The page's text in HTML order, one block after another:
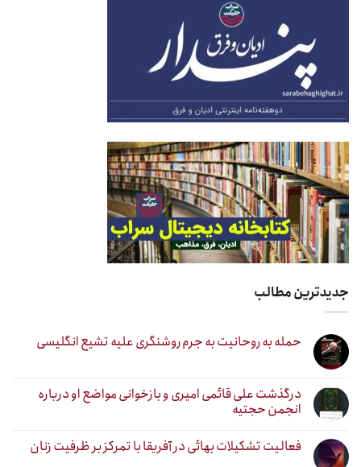
جدیدترین مطالب
حمله به روحانیت به جرم روشنگری علیه تشیع انگلیسی
درگذشت علی قائمی امیری و بازخوانی مواضع او درباره
انجمن حجتیه
فعالیت تشکیلات بهائی در آفریقا با تمرکز بر ظرفیت زنان